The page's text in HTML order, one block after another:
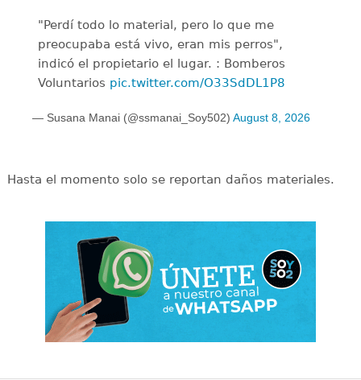
"Perdí todo lo material, pero lo que me
preocupaba está vivo, eran mis perros",
indicó el propietario el lugar. : Bomberos
Voluntarios pic.twitter.com/O33SdDL1P8
— Susana Manai (@ssmanai_Soy502) August 8, 2026
Hasta el momento solo se reportan daños materiales.